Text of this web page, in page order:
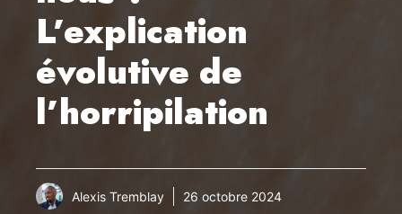
L’explication
évolutive de
l’horripilation
Alexis Tremblay 26 octobre 2024